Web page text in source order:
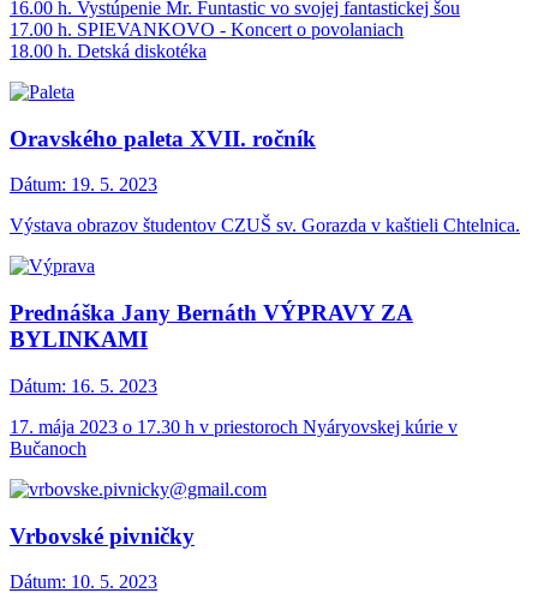
16.00 h. Vystúpenie Mr. Funtastic vo svojej fantastickej šou
17.00 h. SPIEVANKOVO - Koncert o povolaniach
18.00 h. Detská diskotéka
Oravského paleta XVII. ročník
Dátum: 19. 5. 2023
Výstava obrazov študentov CZUŠ sv. Gorazda v kaštieli Chtelnica.
Prednáška Jany Bernáth VÝPRAVY ZA
BYLINKAMI
Dátum: 16. 5. 2023
17. mája 2023 o 17.30 h v priestoroch Nyáryovskej kúrie v
Bučanoch
Vrbovské pivničky
Dátum: 10. 5. 2023